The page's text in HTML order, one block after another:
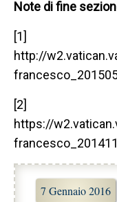
Note di fine
[1]
http://
[2]
https://
7 Gennaio 2016